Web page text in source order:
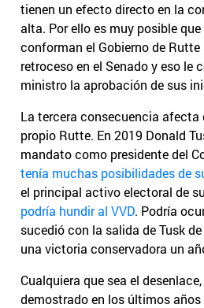
tienen un efecto directo en la
alta. Por ello es muy posible
conforman el Gobierno de
retroceso en el Senado y eso le
ministro la aprobación de sus
La tercera consecuencia afecta
propio Rutte. En 2019 Donald
mandato como presidente del
tenía muchas posibilidades de
el principal activo electoral de
podría hundir al VVD. Podría
sucedió con la salida de Tusk
una victoria conservadora un
Cualquiera que sea el
demostrado en los últimos